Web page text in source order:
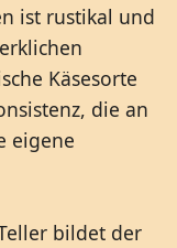
ist rustikal und
Käsesorte
die an
eigene
bildet der